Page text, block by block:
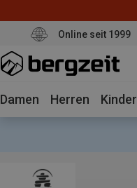
Online seit 1999
Damen Herren Kinder